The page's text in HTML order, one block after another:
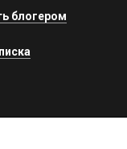
блогером